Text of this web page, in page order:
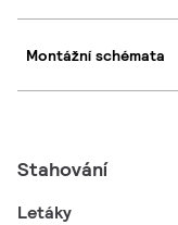
Montážní schémata
Stahování
Letáky